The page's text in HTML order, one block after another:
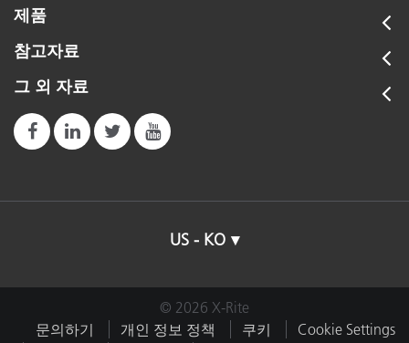
제품
참고자료
그 외 자료
US - KO
© 2026 X-Rite
문의하기
개인 정보 정책 쿠키
Cookie Settings